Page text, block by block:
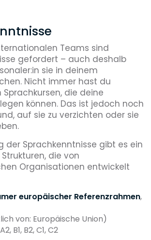
Teams sind
gefordert – auch deshalb
sie in deinem
Nicht immer hast du
die deine
können. Das ist jedoch noch
auf sie zu verzichten oder sie
der Sprachkenntnisse gibt es ein
die von
Organisationen entwickelt
europäischer Referenzrahmen,
von: Europäische Union)
B1, B2, C1, C2